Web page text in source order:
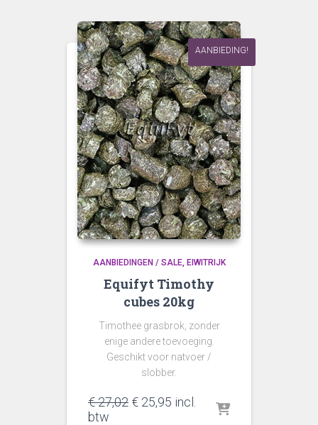
AANBIEDING!
AANBIEDINGEN / SALE EIWITRIJK
Equifyt Timothy
cubes 20kg
Timothee grasbrok, zonder
enige andere toevoeging.
Geschikt voor natvoer /
slobber.
€27,02 Oorspronkelijke
€ 25,95 Huidige
incl.
btw